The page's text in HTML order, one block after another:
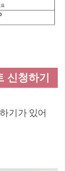
신청하기
기가 있어